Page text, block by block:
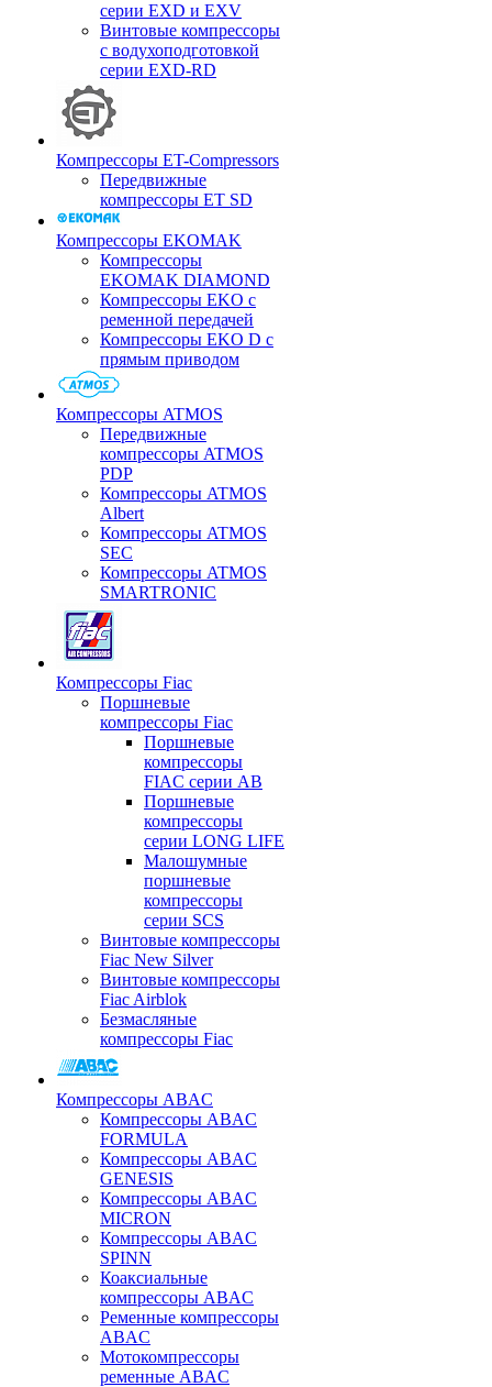
серии EXD и EXV
Винтовые компрессоры
с водухоподготовкой
серии EXD-RD
Компрессоры ET-Compressors
Передвижные
компрессоры ET SD
Компрессоры EKOMAK
Компрессоры
EKOMAK DIAMOND
Компрессоры EKO c
ременной передачей
Компрессоры EKO D с
прямым приводом
Компрессоры ATMOS
Передвижные
компрессоры ATMOS
PDP
Компрессоры ATMOS
Albert
Компрессоры ATMOS
SEC
Компрессоры ATMOS
SMARTRONIC
Компрессоры Fiac
Поршневые
компрессоры Fiac
Поршневые
компрессоры
FIAC серии AB
Поршневые
компрессоры
серии LONG LIFE
Малошумные
поршневые
компрессоры
серии SCS
Винтовые компрессоры
Fiac New Silver
Винтовые компрессоры
Fiac Airblok
Безмасляные
компрессоры Fiac
Компрессоры ABAC
Компрессоры ABAC
FORMULA
Компрессоры ABAC
GENESIS
Компрессоры ABAC
MICRON
Компрессоры ABAC
SPINN
Коаксиальные
компрессоры ABAC
Ременные компрессоры
ABAC
Мотокомпрессоры
ременные ABAC